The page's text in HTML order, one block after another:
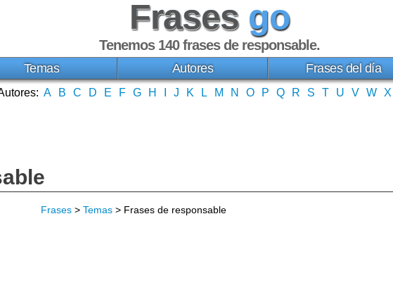
Frases go
Tenemos 140frases de responsable.
Temas Autores Frases del día
A B C D E F G H J K L M N O P Q R S T U V W X
Frases > Temas > Frases de responsable